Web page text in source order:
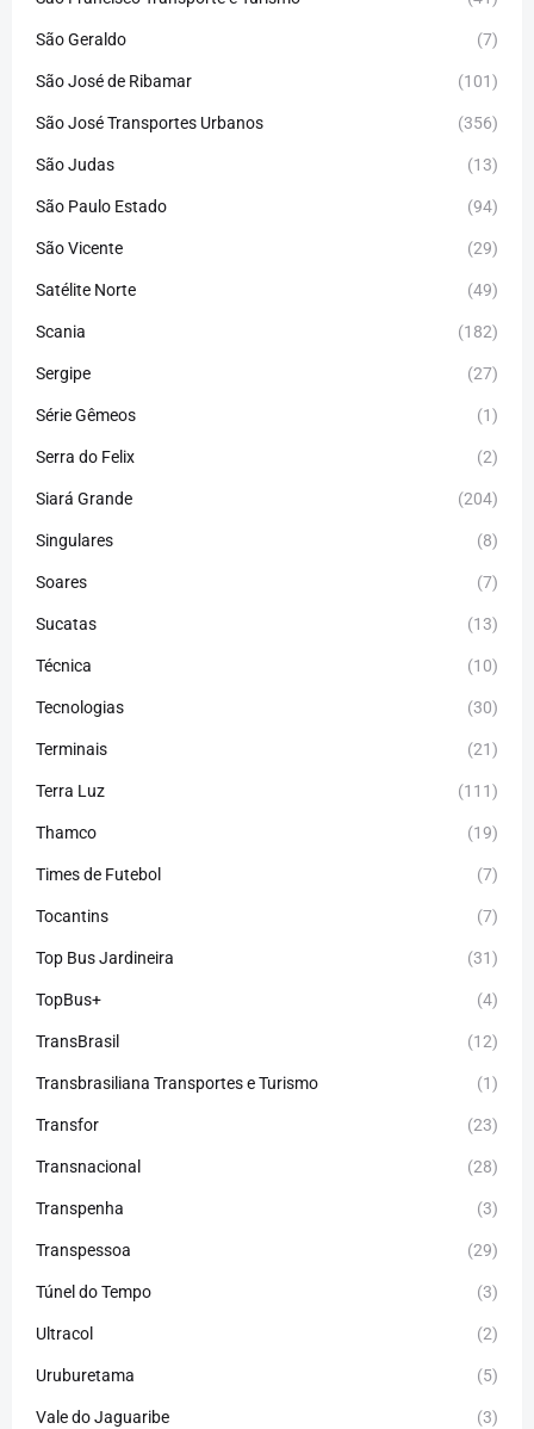
São Geraldo (7)
São José de Ribamar (101)
São José Transportes Urbanos (356)
São Judas (13)
São Paulo Estado (94)
São Vicente (29)
Satélite Norte (49)
Scania (182)
Sergipe (27)
Série Gêmeos (1)
Serra do Felix (2)
Siará Grande (204)
Singulares (8)
Soares (7)
Sucatas (13)
Técnica (10)
Tecnologias (30)
Terminais (21)
Terra Luz (111)
Thamco (19)
Times de Futebol (7)
Tocantins (7)
Top Bus Jardineira (31)
TopBus+ (4)
TransBrasil (12)
Transbrasiliana Transportes e Turismo (1)
Transfor (23)
Transnacional (28)
Transpenha (3)
Transpessoa (29)
Túnel do Tempo (3)
Ultracol (2)
Uruburetama (5)
Vale do Jaguaribe (3)